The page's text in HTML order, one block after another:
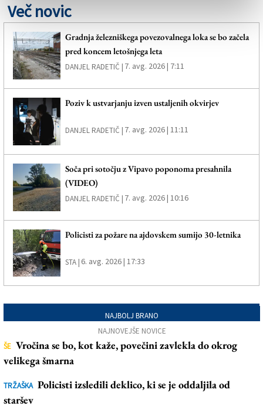
Več novic
Gradnja železniškega povezovalnega loka se bo začela
pred koncem letošnjega leta
DANJEL RADETIČ | 7. avg. 2026 | 7:11
Poziv k ustvarjanju izven ustaljenih okvirjev
DANJEL RADETIČ | 7. avg. 2026 | 11:11
Soča pri sotočju z Vipavo poponoma presahnila
(VIDEO)
DANJEL RADETIČ | 7. avg. 2026 | 10:16
Policisti za požare na ajdovskem sumijo 30-letnika
STA | 6. avg. 2026 | 17:33
NAJBOLJ BRANO
NAJNOVEJŠE NOVICE
ŠE Vročina se bo, kot kaže, povečini zavlekla do okrog
velikega šmarna
TRŽAŠKA Policisti izsledili deklico, ki se je oddaljila od
staršev